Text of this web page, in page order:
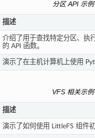
分区 API 示例
描述
介绍了用于查找特定分区、执
的 API 函数。
演示了在主机计算机上使用
VFS 相关示例
描述
演示了如何使用 LittleFS 组件